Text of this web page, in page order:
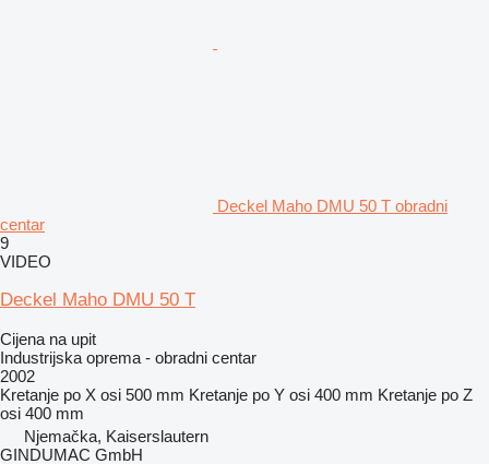
Deckel Maho DMU 50 T obradni
centar
9
VIDEO
Deckel Maho DMU 50 T
Cijena na upit
Industrijska oprema - obradni centar
2002
Kretanje po X osi 500 mm Kretanje po Y osi 400 mm Kretanje po Z
osi 400 mm
Njemačka, Kaiserslautern
GINDUMAC GmbH